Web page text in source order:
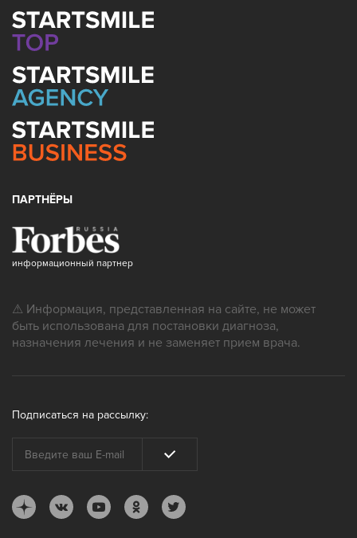
ПАРТНЁРЫ
информационный партнер
⚠ Информация, представленная на сайте, не может
быть использована для постановки диагноза,
назначения лечения и не заменяет прием врача.
Подписаться на рассылку: